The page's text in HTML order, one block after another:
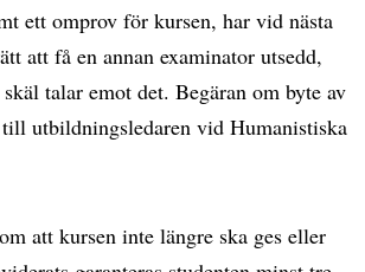
ett omprov för kursen, har vid nästa
att få en annan examinator utsedd,
talar emot det. Begäran om byte av
utbildningsledaren vid Humanistiska
att kursen inte längre ska ges eller